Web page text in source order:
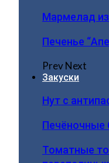
Мармелад
Печенье
PrevNext
Закуски
Нут с
Печёночные
Томатные